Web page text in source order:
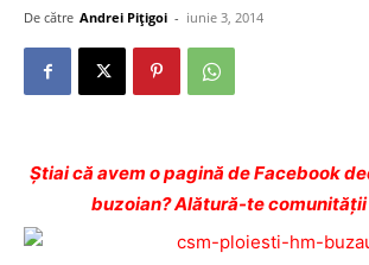
De către Andrei Pițigoi - iunie 3, 2014
Ştiai că avem o pagină de Facebook
buzoian? Alătură-te comunității